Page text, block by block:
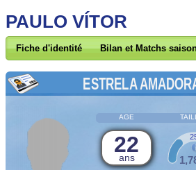
PAULO VÍTOR
Fiche d'identité Bilan et Matchs
ESTRELA
AGE
22
ans